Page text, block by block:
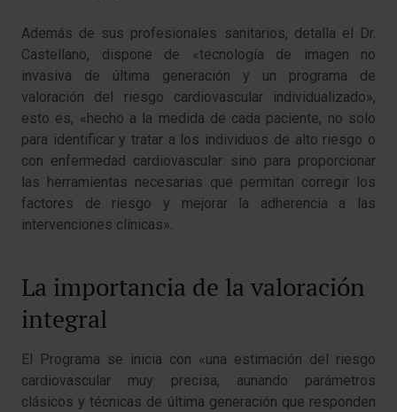
Además de sus profesionales sanitarios, detalla el Dr.
Castellano, dispone de «tecnología de imagen no
invasiva de última generación y un programa de
valoración del riesgo cardiovascular individualizado»,
esto es, «hecho a la medida de cada paciente, no solo
para identificar y tratar a los individuos de alto riesgo o
con enfermedad cardiovascular sino para proporcionar
las herramientas necesarias que permitan corregir los
factores de riesgo y mejorar la adherencia a las
intervenciones clínicas».
La importancia de la valoración
integral
El Programa se inicia con «una estimación del riesgo
cardiovascular muy precisa, aunando parámetros
clásicos y técnicas de última generación que responden